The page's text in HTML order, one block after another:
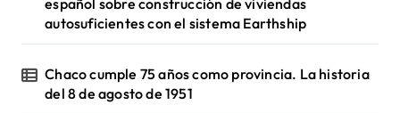
español sobre construcción de viviendas
autosuficientes con el sistema Earthship
Chaco cumple 75 años como provincia. La historia
del 8 de agosto de 1951